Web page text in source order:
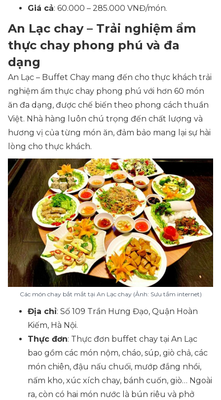
Giá cả: 60.000 – 285.000 VNĐ/món.
An Lạc chay – Trải nghiệm ẩm
thực chay phong phú và đa
dạng
An Lạc – Buffet Chay mang đến cho thực khách trải
nghiệm ẩm thực chay phong phú với hơn 60 món
ăn đa dạng, được chế biến theo phong cách thuần
Việt. Nhà hàng luôn chú trọng đến chất lượng và
hương vị của từng món ăn, đảm bảo mang lại sự hài
lòng cho thực khách.
Các món chay bắt mắt tại An Lạc chay (Ảnh: Sưu tầm internet)
Địa chỉ: Số 109 Trần Hưng Đạo, Quận Hoàn
Kiếm, Hà Nội.
Thực đơn: Thực đơn buffet chay tại An Lạc
bao gồm các món nộm, cháo, súp, giò chả, các
món chiên, đậu nấu chuối, mướp đắng nhồi,
nấm kho, xúc xích chay, bánh cuốn, giò… Ngoài
ra, còn có hai món nước là bún riêu và phở